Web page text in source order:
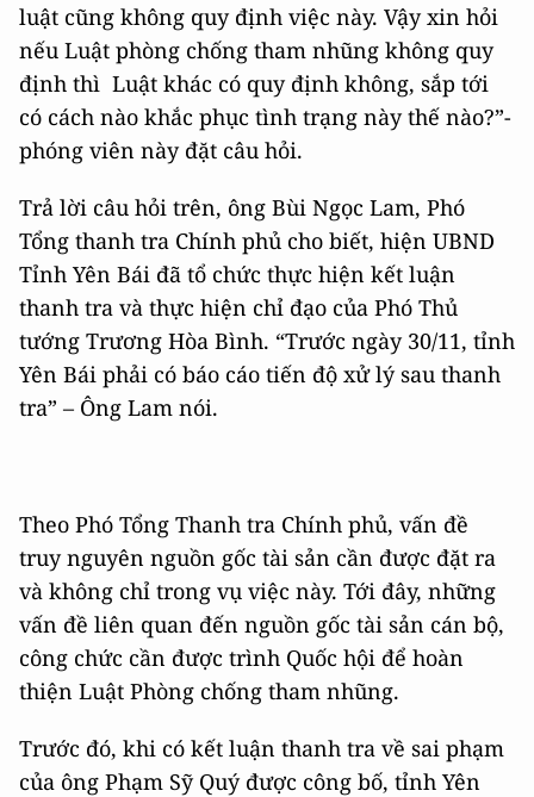
luật cũng không quy định việc này. Vậy xin hỏi
nếu Luật phòng chống tham nhũng không quy
định thì Luật khác có quy định không, sắp tới
có cách nào khắc phục tình trạng này thế nào?”-
phóng viên này đặt câu hỏi.
Trả lời câu hỏi trên, ông Bùi Ngọc Lam, Phó
Tổng thanh tra Chính phủ cho biết, hiện UBND
Tỉnh Yên Bái đã tổ chức thực hiện kết luận
thanh tra và thực hiện chỉ đạo của Phó Thủ
tướng Trương Hòa Bình. “Trước ngày 30/11, tỉnh
Yên Bái phải có báo cáo tiến độ xử lý sau thanh
tra” – Ông Lam nói.
Theo Phó Tổng Thanh tra Chính phủ, vấn đề
truy nguyên nguồn gốc tài sản cần được đặt ra
và không chỉ trong vụ việc này. Tới đây, những
vấn đề liên quan đến nguồn gốc tài sản cán bộ,
công chức cần được trình Quốc hội để hoàn
thiện Luật Phòng chống tham nhũng.
Trước đó, khi có kết luận thanh tra về sai phạm
của ông Phạm Sỹ Quý được công bố, tỉnh Yên